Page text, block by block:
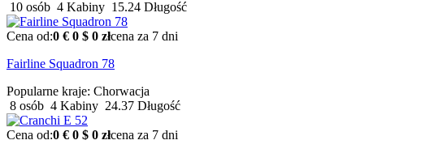
10 osób 4 Kabiny 15.24 Długość
Cena od:0 € 0 $ 0 złcena za 7 dni
Fairline Squadron 78
Popularne kraje: Chorwacja
8 osób 4 Kabiny 24.37 Długość
Cena od:0 € 0 $ 0 złcena za 7 dni